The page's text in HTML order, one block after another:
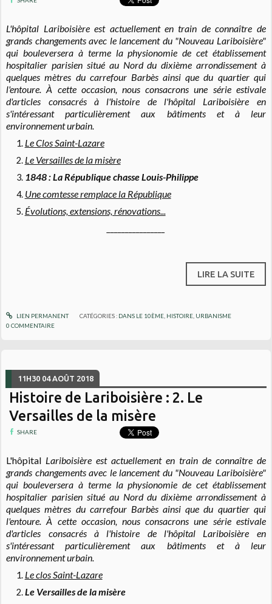
L'hôpital Lariboisière est actuellement en train de connaître de
grands changements avec le lancement du "Nouveau Lariboisière"
qui bouleversera à terme la physionomie de cet établissement
hospitalier parisien situé au Nord du dixième arrondissement à
quelques mètres du carrefour Barbès ainsi que du quartier qui
l'entoure. À cette occasion, nous consacrons une série estivale
d'articles consacrés à l'histoire de l'hôpital Lariboisière en
s'intéressant particulièrement aux bâtiments et à leur
environnement urbain.
Le Clos Saint-Lazare
Le Versailles de la misère
1848 : La République chasse Louis-Philippe
Une comtesse remplace la République
Évolutions, extensions, rénovations...
LIRE LA SUITE
LIEN PERMANENT CATÉGORIES : DANS LE 10ÈME, HISTOIRE, URBANISME
0 COMMENTAIRE
11H30 04 AOÛT 2018
Histoire de Lariboisière : 2. Le
Versailles de la misère
SHARE
L'hôpital Lariboisière est actuellement en train de connaître de
grands changements avec le lancement du "Nouveau Lariboisière"
qui bouleversera à terme la physionomie de cet établissement
hospitalier parisien situé au Nord du dixième arrondissement à
quelques mètres du carrefour Barbès ainsi que du quartier qui
l'entoure. À cette occasion, nous consacrons une série estivale
d'articles consacrés à l'histoire de l'hôpital Lariboisière en
s'intéressant particulièrement aux bâtiments et à leur
environnement urbain.
Le clos Saint-Lazare
Le Versailles de la misère